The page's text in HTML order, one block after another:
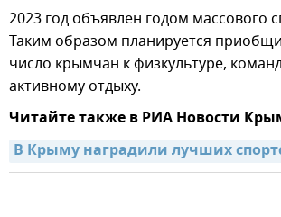
2023 год объявлен годом массового
Таким образом планируется
число крымчан к физкультуре,
активному отдыху.
Читайте также в РИА Новости
В Крыму наградили лучших